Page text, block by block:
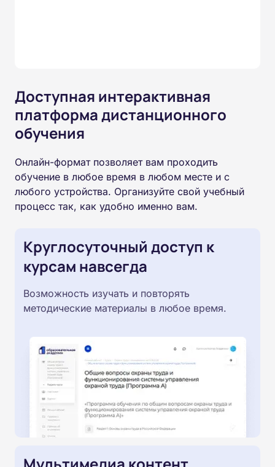
Доступная интерактивная
платформа дистанционного
обучения
Онлайн-формат позволяет вам проходить
обучение в любое время в любом месте и с
любого устройства. Организуйте свой учебный
процесс так, как удобно именно вам.
Круглосуточный доступ к
курсам навсегда
Возможность изучать и повторять
методические материалы в любое время.